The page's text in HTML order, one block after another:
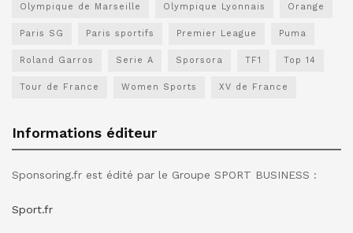
Olympique de Marseille Olympique Lyonnais Orange
Paris SG Paris sportifs Premier League Puma
Roland Garros Serie A Sporsora TF1 Top 14
Tour de France Women Sports XV de France
Informations éditeur
Sponsoring.fr est édité par le Groupe SPORT BUSINESS :
Sport.fr